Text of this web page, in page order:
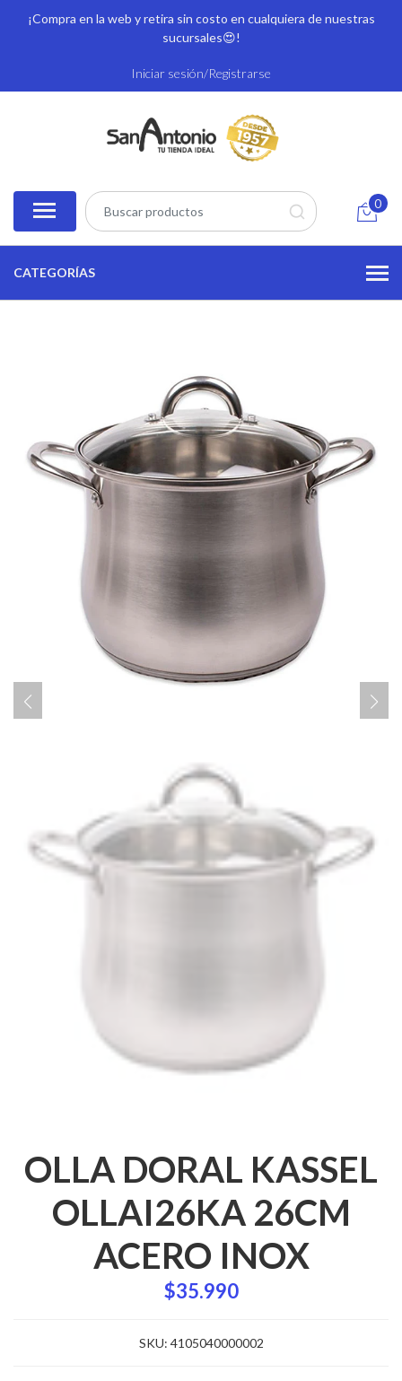
¡Compra en la web y retira sin costo en cualquiera de nuestras
sucursales😍!
Iniciar sesión/Registrarse
0
CATEGORÍAS
OLLA DORAL KASSEL
OLLAI26KA 26CM
ACERO INOX
$35.990
SKU: 4105040000002